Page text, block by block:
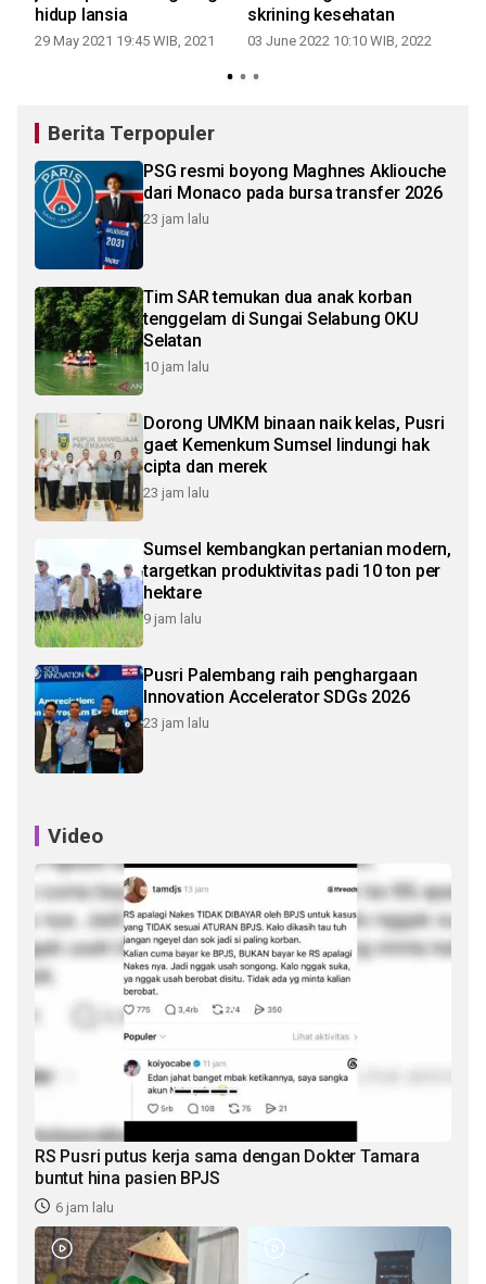
hidup lansia
29 May 2021 19:45 WIB, 2021
skrining kesehatan
03 June 2022 10:10 WIB, 2022
Berita Terpopuler
PSG resmi boyong Maghnes Akliouche
dari Monaco pada bursa transfer 2026
23 jam lalu
Tim SAR temukan dua anak korban
tenggelam di Sungai Selabung OKU
Selatan
10 jam lalu
Dorong UMKM binaan naik kelas, Pusri
gaet Kemenkum Sumsel lindungi hak
cipta dan merek
23 jam lalu
Sumsel kembangkan pertanian modern,
targetkan produktivitas padi 10 ton per
hektare
9 jam lalu
Pusri Palembang raih penghargaan
Innovation Accelerator SDGs 2026
23 jam lalu
Video
RS Pusri putus kerja sama dengan Dokter Tamara
buntut hina pasien BPJS
6 jam lalu